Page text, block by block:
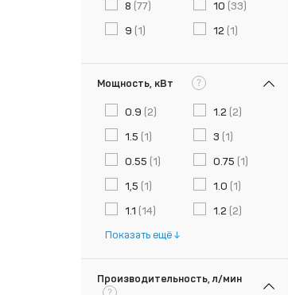
8 (77) 10 (33)
9 (1) 12 (1)
Мощность, кВт ?
0.9 (2) 1.2 (2)
1.5 (1) 3 (1)
0.55 (1) 0.75 (1)
1,5 (1) 1.0 (1)
1.1 (14) 1.2 (2)
Показать ещё
Производительность, л/мин
?